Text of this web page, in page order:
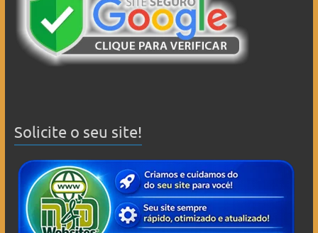
Solicite o seu site!